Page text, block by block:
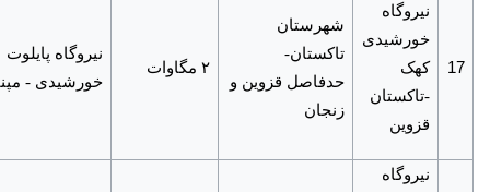
17
نیروگاه
خورشیدی
کهک
-تاکستان
قزوین
شهرستان
تاکستان-
حدفاصل قزوین و
زنجان
۲ مگاوات
نیروگاه پایلوت
خورشیدی -
نیروگاه